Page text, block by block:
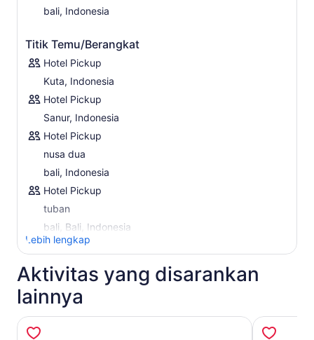
bali, Indonesia
Titik Temu/Berangkat
Hotel Pickup
Kuta, Indonesia
Hotel Pickup
Sanur, Indonesia
Hotel Pickup
nusa dua
bali, Indonesia
Hotel Pickup
tuban
bali, Bali, Indonesia
Lebih lengkap
Aktivitas yang disarankan
lainnya